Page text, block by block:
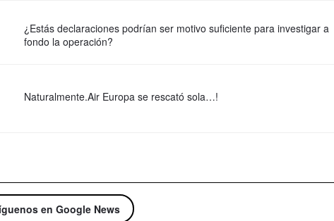
¿Estás declaraciones podrían ser motivo suficiente para investigar a
fondo la operación?
Naturalmente.Air Europa se rescató sola…!
en Google News